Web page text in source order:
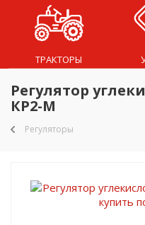
ТРАКТОРЫ
Регулятор
КР2-М
Регуляторы